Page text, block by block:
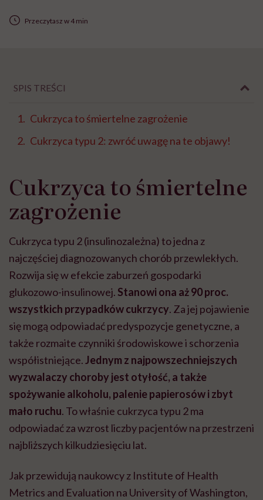
Przeczytasz w 4 min
SPIS TREŚCI
Cukrzyca to śmiertelne zagrożenie
Cukrzyca typu 2: zwróć uwagę na te objawy!
Cukrzyca to śmiertelne
zagrożenie
Cukrzyca typu 2 (insulinozależna) to jedna z
najczęściej diagnozowanych chorób przewlekłych.
Rozwija się w efekcie zaburzeń gospodarki
glukozowo-insulinowej. Stanowi ona aż 90 proc.
wszystkich przypadków cukrzycy. Za jej pojawienie
się mogą odpowiadać predyspozycje genetyczne, a
także rozmaite czynniki środowiskowe i schorzenia
współistniejące.Jednym z najpowszechniejszych
wyzwalaczy choroby jest otyłość, a także
spożywanie alkoholu, palenie papierosów i zbyt
mało ruchu. To właśnie cukrzyca typu 2 ma
odpowiadać za wzrost liczby pacjentów na przestrzeni
najbliższych kilkudziesięciu lat.
Jak przewidują naukowcy z Institute of Health
Metrics and Evaluation na University of Washington,